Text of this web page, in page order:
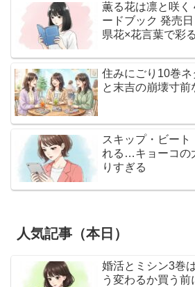
薫る花は凛と咲く
ードブック 発売
県花×花言葉で彩
住みにごり10巻
と末吉の崩壊寸前
スキップ・ビー
れる…キョーコの
りすぎる
人気記事（本日）
婚活とミシン3巻
う変わるか買う前